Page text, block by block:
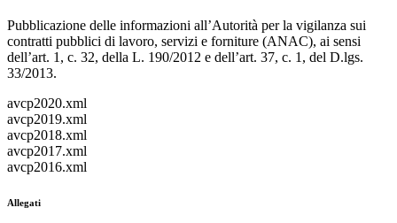
Pubblicazione delle informazioni all’Autorità per la vigilanza sui
contratti pubblici di lavoro, servizi e forniture (ANAC), ai sensi
dell’art. 1, c. 32, della L. 190/2012 e dell’art. 37, c. 1, del D.lgs.
33/2013.
avcp2020.xml
avcp2019.xml
avcp2018.xml
avcp2017.xml
avcp2016.xml
Allegati